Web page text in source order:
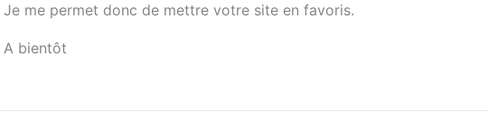
Je me permet donc de mettre votre site en favoris.
A bientôt